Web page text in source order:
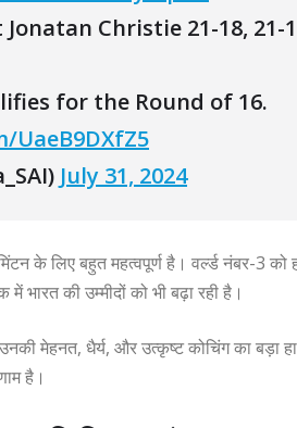
Christie 21-18, 21-
for the Round of 16.
July 31, 2024
के लिए बहुत महत्वपूर्ण है। वर्ल्ड नंबर-3 को
की उम्मीदों को भी बढ़ा रही है।
मेहनत, धैर्य, और उत्कृष्ट कोचिंग का बड़ा
है।